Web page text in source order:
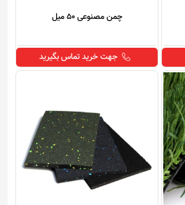
چمن مصنوعی 50 میل
جهت خرید تماس بگیرید